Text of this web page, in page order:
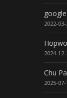
google
2022-
2024-
Chu
2025-